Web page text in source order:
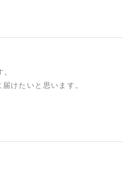
けたいと思います。